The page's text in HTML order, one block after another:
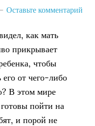
Оставьте комментарий
как мать
прикрывает
чтобы
его от чего-либо
В этом мире
пойти на
и порой не